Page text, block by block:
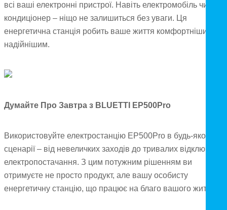
всі ваші електронні пристрої. Навіть електромобіль чи
кондиціонер – ніщо не залишиться без уваги. Ця
енергетична станція робить ваше життя комфортнішим та
надійнішим.
Думайте Про Завтра з BLUETTI EP500Pro
Використовуйте електростанцію EP500Pro в будь-якому
сценарії – від невеличких заходів до тривалих відключень
електропостачання. З цим потужним рішенням ви
отримуєте не просто продукт, але вашу особисту
енергетичну станцію, що працює на благо вашого життя.